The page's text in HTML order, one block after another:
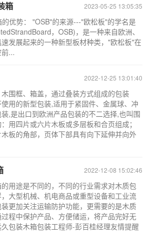
2023-05-25 13:05:35
箱
优势： "OSB"的来源---"欧松板"的学名是
，OSB)，是一种来自欧洲、
发展起来的一种新型板材种类，"欧松板"在
...
2022-12-25 13:01:40
围框、箱盖，通过叠装方式组成的包装
用的新型包装,适用于紧固件、金属球、冲
,是出口到欧洲产品包装的不二选择,也叫围
用四片或六片木板或多层板和合页组成；
板的角部，页体下部具有向下延伸并向外
2022-12-08 15:02:46
用途是不同的，不同的行业需求对木质包
大型机械、机电商品或重型设备和工业流
更加关注运输防护功能，更需要的是木质
程中保护产品、方便储运，将产品完好无
包装木箱包装工程师-彭百桂经理友情提醒